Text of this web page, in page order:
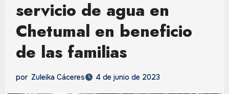
servicio de agua en
Chetumal en beneficio
de las familias
por Zuleika Cáceres 4 de junio de 2023